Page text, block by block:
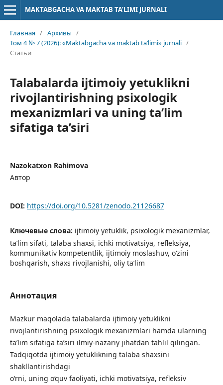
MAKTABGACHA VA MAKTAB TA’LIMI JURNALI
Главная / Архивы /
Том 4 № 7 (2026): «Maktabgacha va maktab ta’limi» jurnali /
Статьи
Talabalarda ijtimoiy yetuklikni
rivojlantirishning psixologik
mexanizmlari va uning ta’lim
sifatiga ta’siri
Nazokatxon Rahimova
Автор
DOI: https://doi.org/10.5281/zenodo.21126687
Ключевые слова: ijtimoiy yetuklik, psixologik mexanizmlar,
ta’lim sifati, talaba shaxsi, ichki motivatsiya, refleksiya,
kommunikativ kompetentlik, ijtimoiy moslashuv, o‘zini
boshqarish, shaxs rivojlanishi, oliy ta’lim
Аннотация
Mazkur maqolada talabalarda ijtimoiy yetuklikni
rivojlantirishning psixologik mexanizmlari hamda ularning
ta’lim sifatiga ta’siri ilmiy-nazariy jihatdan tahlil qilingan.
Tadqiqotda ijtimoiy yetuklikning talaba shaxsini
shakllantirishdagi
o‘rni, uning o‘quv faoliyati, ichki motivatsiya, refleksiv